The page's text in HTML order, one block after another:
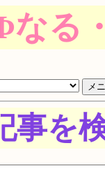
なる
事を